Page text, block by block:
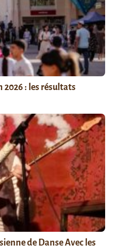
: les résultats
de Danse Avec les